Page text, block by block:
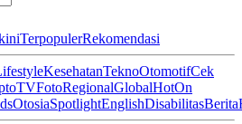
TerpopulerRekomendasi
KesehatanTeknoOtomotifCek
TVFotoRegionalGlobalHotOn
OtosiaSpotlightEnglishDisabilitasBerita